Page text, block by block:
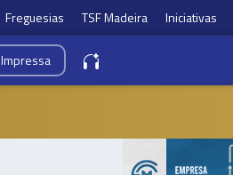
Freguesias TSF Madeira Iniciativas
Impressa